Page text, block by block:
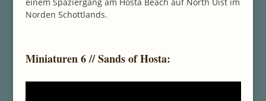
Norden Schottlands.
Miniaturen 6 // Sands of Hosta: